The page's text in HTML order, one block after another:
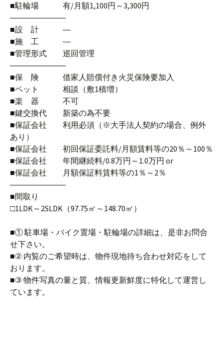
■駐輪場 有/月額1,100円～3,300円
―――――――
■設 計 ―
■施 工 ―
■管理形式 巡回管理
―――――――
■保 険 借家人賠償付き火災保険要加入
■ペット 相談（敷1積増）
■楽 器 不可
■鍵交換代 新築の為不要
■保証会社 利用必須（※大手法人契約の場合、例外
あり）
■保証会社 初回保証委託料/月額賃料等の20％～100％
■保証会社 年間継続料/0.8万円～1.0万円 or
■保証会社 月額保証料賃料等の1％～2％
―――――――
■間取り
□1LDK～2SLDK（97.75㎡～148.70㎡）
■① 駐車場・バイク置場・駐輪場の詳細は、是非お問合
せ下さい。
■② 内覧のご希望時は、物件現地待ち合わせ対応をして
おります。
■③ 物件写真の量と質、情報更新鮮度に特化して運営し
ています。